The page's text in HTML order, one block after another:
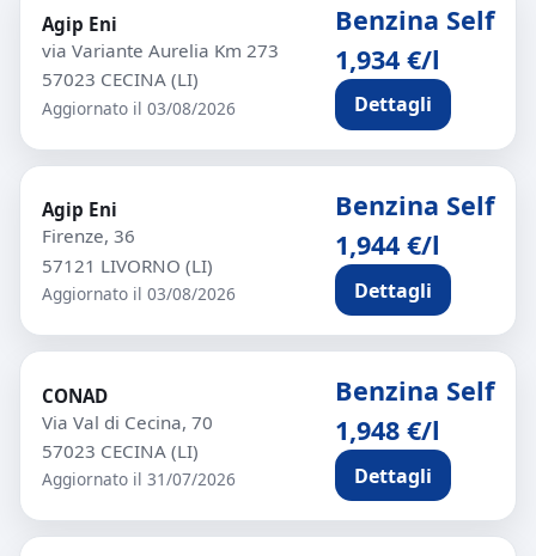
Agip Eni
via Variante Aurelia Km 273
57023 CECINA (LI)
Aggiornato il 03/08/2026
Benzina Self
1,934 €/l
Dettagli
Agip Eni
Firenze, 36
57121 LIVORNO (LI)
Aggiornato il 03/08/2026
Benzina Self
1,944 €/l
Dettagli
CONAD
Via Val di Cecina, 70
57023 CECINA (LI)
Aggiornato il 31/07/2026
Benzina Self
1,948 €/l
Dettagli